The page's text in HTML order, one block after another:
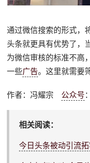
通过微信搜索的形式，
头条就更具有优势了，
为微信审核的标准不高
一些广告。这里就需要
作者：冯耀宗 公众号
相关阅读：
今日头条被动引流